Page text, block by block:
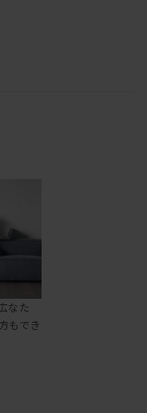
なた
もでき